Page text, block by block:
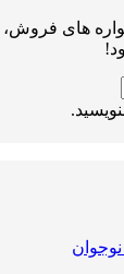
های